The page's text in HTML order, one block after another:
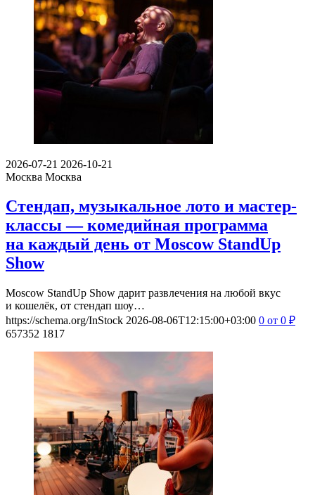
2026-07-21 2026-10-21
Москва Москва
Стендап, музыкальное лото и мастер-
классы — комедийная программа
на каждый день от Moscow StandUp
Show
Moscow StandUp Show дарит развлечения на любой вкус
и кошелёк, от стендап шоу…
https://schema.org/InStock 2026-08-06T12:15:00+03:00 0 от 0 ₽
657352 1817